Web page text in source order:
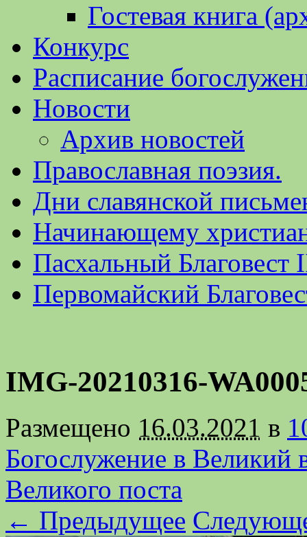
Гостевая книга
Конкурс
Расписание
Новости
Архив новостей
Православная поэзия.
Дни славянской
Начинающему
Пасхальный Благовест
Первомайский
IMG-20210316-
Размещено 16.03.2021 в
Богослужение в Великий
Великого поста
← Предыдущее